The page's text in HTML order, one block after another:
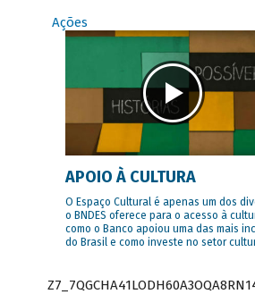
Ações
APOIO À CULTURA
O Espaço Cultural é apenas um dos
o BNDES oferece para o acesso à
como o Banco apoiou uma das mais
do Brasil e como investe no setor